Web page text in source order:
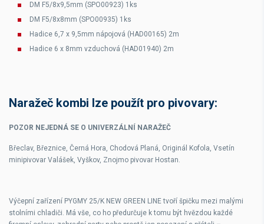
DM F5/8x9,5mm (SPO00923) 1ks
DM F5/8x8mm (SPO00935) 1ks
Hadice 6,7 x 9,5mm nápojová (HAD00165) 2m
Hadice 6 x 8mm vzduchová (HAD01940) 2m
Naražeč kombi lze použít pro pivovary:
POZOR NEJEDNÁ SE O UNIVERZÁLNÍ NARAŽEČ
Břeclav, Březnice, Černá Hora, Chodová Planá, Originál Kofola, Vsetín
minipivovar Valášek, Vyškov, Znojmo pivovar Hostan.
Výčepní zařízení PYGMY 25/K NEW GREEN LINEtvoří špičku mezi malými
stolními chladiči. Má vše, co ho předurčuje k tomu být hvězdou každé